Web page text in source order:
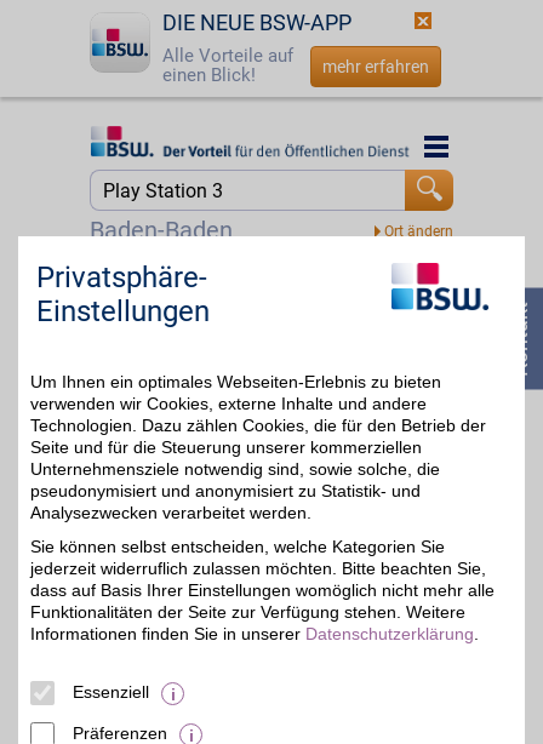
DIE NEUE BSW-APP
Alle Vorteile auf
einen Blick!
mehr erfahren
Startseite
Jetzt BSW-Mitglied werden
☎ 0800 - 279 25 82
Baden-Baden
Startseite
DAZN
Mit dem Livesport-
Jahr erleben: von zu
Hause, unterwegs,
zeitversetzt oder im
Rückblick. Jetzt das
umfangreiche
Sportangebot genießen
und BSW-Vorteil sichern.
Zum Partnerprofil
4%
DAZN Gutschein
Privatsphäre-
Einstellungen
Um Ihnen ein optimales Webseiten-Erlebnis zu bieten
verwenden wir Cookies, externe Inhalte und andere
Technologien. Dazu zählen Cookies, die für den Betrieb der
Seite und für die Steuerung unserer kommerziellen
Unternehmensziele notwendig sind, sowie solche, die
pseudonymisiert und anonymisiert zu Statistik- und
Analysezwecken verarbeitet werden.
Sie können selbst entscheiden, welche Kategorien Sie
jederzeit widerruflich zulassen möchten. Bitte beachten Sie,
dass auf Basis Ihrer Einstellungen womöglich nicht mehr alle
Funktionalitäten der Seite zur Verfügung stehen. Weitere
Informationen finden Sie in unserer Datenschutzerklärung
Essenziell
Präferenzen